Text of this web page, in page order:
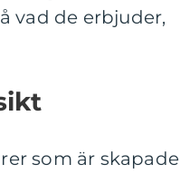
vad de erbjuder,
som är skapade